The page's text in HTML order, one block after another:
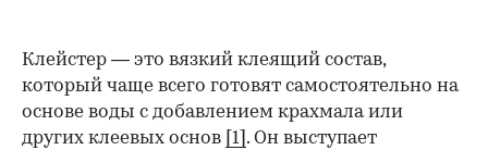
Клейстер — это вязкий клеящий состав,
который чаще всего готовят самостоятельно на
основе воды с добавлением крахмала или
других клеевых основ [1] . Он выступает